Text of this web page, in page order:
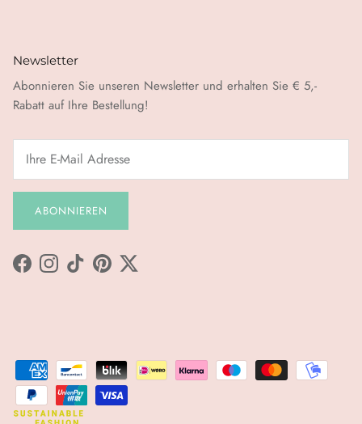
Newsletter
Abonnieren Sie unseren Newsletter und erhalten Sie € 5,-
Rabatt auf Ihre Bestellung!
ABONNIEREN
FacebookInstagram
TikTokPinterestTwitter